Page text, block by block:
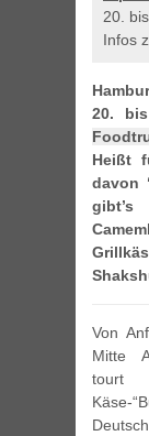
20.
Infos
20.
Heißt
davon
gibt’s
Von
Mitte
Käse-